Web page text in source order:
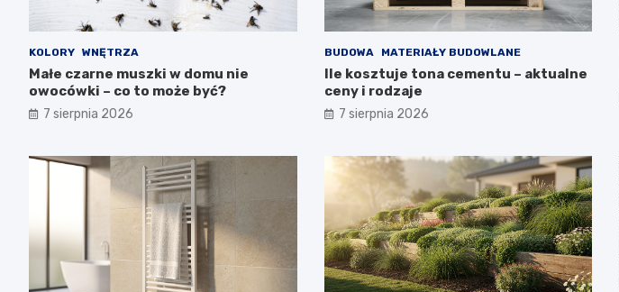
KOLORY WNĘTRZA
Małe czarne muszki w domu nie
owocówki – co to może być?
7 sierpnia 2026
BUDOWA MATERIAŁY BUDOWLANE
Ile kosztuje tona cementu – aktualne
ceny i rodzaje
7 sierpnia 2026